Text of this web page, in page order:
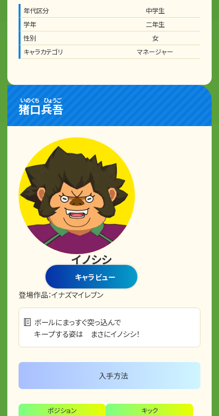
年代区分
中学生
学年
二年生
性別
女
キャラカテゴリ
マネージャー
猪口
いのくち
兵吾
ひょうご
イノシシ
キャラビュー
登場作品：イナズマイレブン
ボールにまっすぐ突っ込んで
キープする姿は まさにイノシシ！
入手方法
ポジション
キック